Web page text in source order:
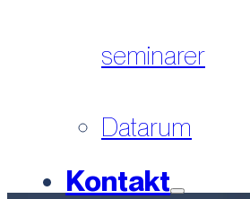
seminarer
Datarum
Kontakt